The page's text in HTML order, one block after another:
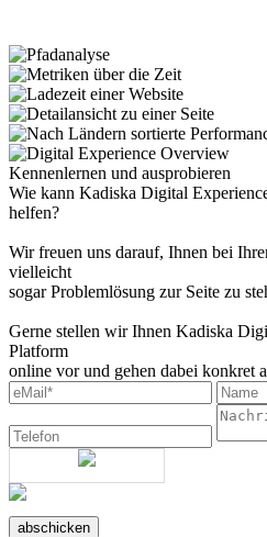
Kennenlernen und ausprobieren
Wie kann Kadiska Digital
helfen?
Wir freuen uns darauf, Ihnen bei
vielleicht
sogar Problemlösung zur Seite zu
Gerne stellen wir Ihnen Kadiska
Platform
online vor und gehen dabei konkret
abschicken